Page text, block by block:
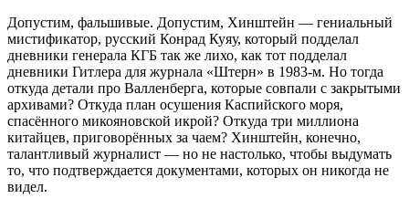
Допустим, фальшивые. Допустим, Хинштейн — гениальный
мистификатор, русский Конрад Куяу, который подделал
дневники генерала КГБ так же лихо, как тот подделал
дневники Гитлера для журнала «Штерн» в 1983-м. Но тогда
откуда детали про Валленберга, которые совпали с закрытыми
архивами? Откуда план осушения Каспийского моря,
спасённого микояновской икрой? Откуда три миллиона
китайцев, приговорённых за чаем? Хинштейн, конечно,
талантливый журналист — но не настолько, чтобы выдумать
то, что подтверждается документами, которых он никогда не
видел.